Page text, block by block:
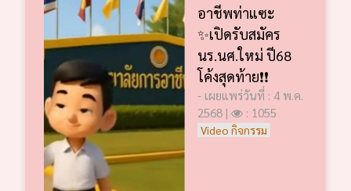
อาชีพท่าแซะ
✨เปิดรับสมัคร
นร.นศ.ใหม่ ปี68
โค้งสุดท้าย❗️❗️
- เผยแพร่วันที่ : 4 พ.ค.
2568 |
: 1055
Video กิจกรรม